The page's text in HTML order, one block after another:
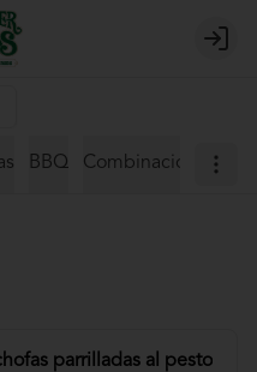
Login
BBQ Combinaciones
parrilladas al pesto